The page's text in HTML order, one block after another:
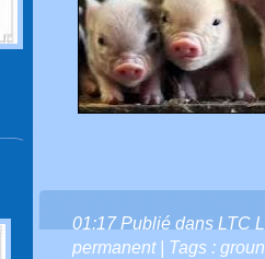
01:17 Publié dans LTC
permanent| Tags :